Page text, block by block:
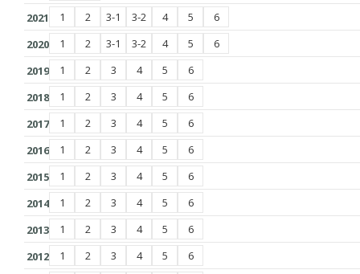
2021
1 2 3-1 3-2 4 5
6
2020
1 2 3-1 3-2 4 5
6
2019
1 2 3 4 5
6
2018
1 2 3 4 5
6
2017
1 2 3 4 5
6
2016
1 2 3 4 5
6
2015
1 2 3 4 5
6
2014
1 2 3 4 5
6
2013
1 2 3 4 5
6
2012
1 2 3 4 5
6